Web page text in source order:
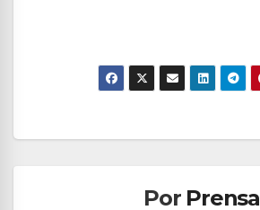
Navegación
Por Prensa